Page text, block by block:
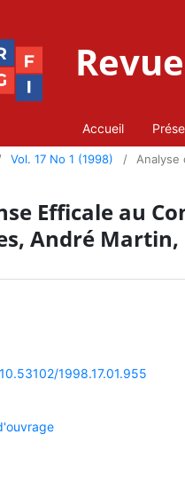
Accueil
Vol. 17 No 1 (1998) / Analyse
Efficale au
André Martin,
1998.17.01.955